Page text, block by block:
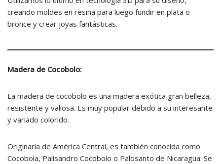
creando moldes en resina para luego fundir en plata o
bronce y crear joyas fantásticas.
Madera de Cocobolo:
La madera de cocobolo es una madera exótica gran belleza,
resistente y valiosa. Es muy popular debido a su interesante
y variado colorido.
Originaria de América Central, es también conocida como
Cocobola, Palisandro Cocobolo o Palosanto de Nicaragua. Se